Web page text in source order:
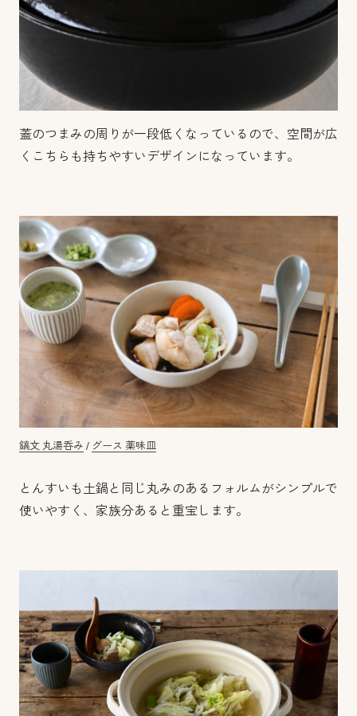
蓋のつまみの周りが一段低くなっているので、空間が広
くこちらも持ちやすいデザインになっています。
鎬文 丸湯呑み / グース 薬味皿
とんすいも土鍋と同じ丸みのあるフォルムがシンプルで
使いやすく、家族分あると重宝します。